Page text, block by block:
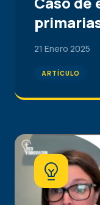
21 Enero 2025
ARTÍCULO